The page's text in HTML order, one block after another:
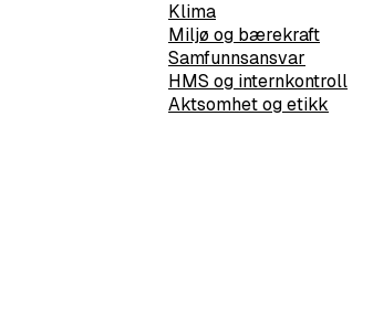
Klima
Miljø og bærekraft
Samfunnsansvar
HMS og internkontroll
Aktsomhet og etikk